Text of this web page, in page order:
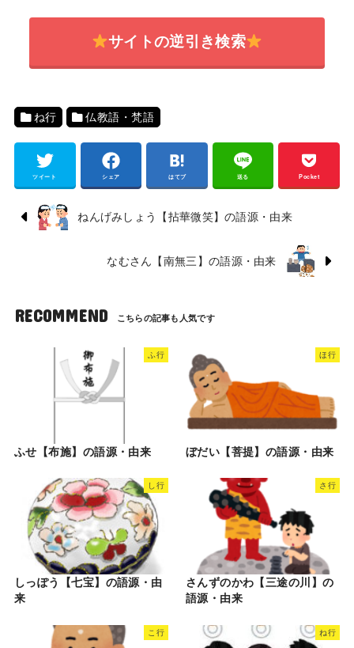
サイトの逆引き検索
ね行 仏教語・梵語
ツイート シェア はてブ 送る Pocket
ねんげみしょう【拈華微笑】の語源・由来
なむさん【南無三】の語源・由来
RECOMMEND
ふ行
ふせ【布施】の語源・由来
ほ行
ぼだい【菩提】の語源・由来
し行
しっぽう【七宝】の語源・由
来
さ行
さんずのかわ【三途の川】の
語源・由来
こ行 ね行